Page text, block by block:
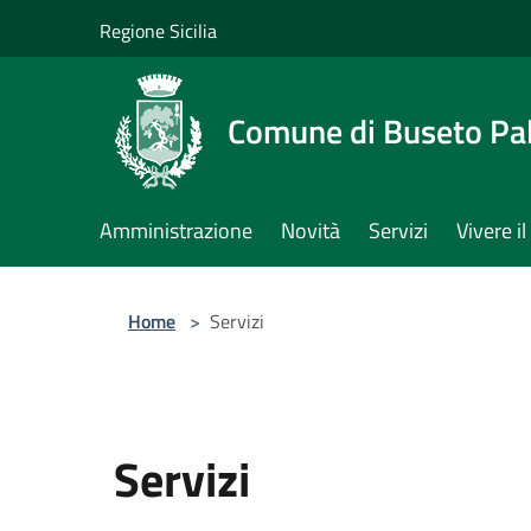
Regione Sicilia
Comune di Buseto
Amministrazione Novità Servizi Vivere
Home > Servizi
Servizi